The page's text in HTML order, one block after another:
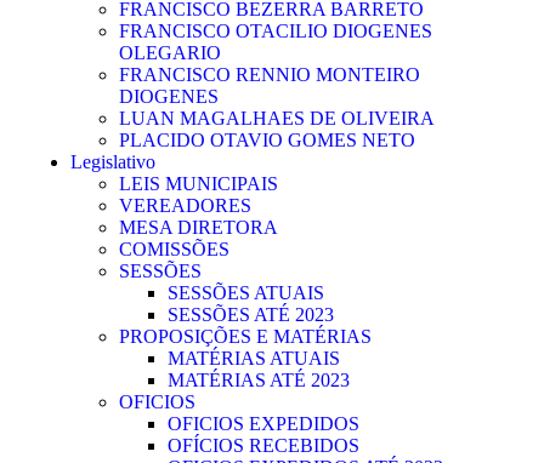
FRANCISCO BEZERRA BARRETO
FRANCISCO OTACILIO DIOGENES
OLEGARIO
FRANCISCO RENNIO MONTEIRO
DIOGENES
LUAN MAGALHAES DE OLIVEIRA
PLACIDO OTAVIO GOMES NETO
Legislativo
LEIS MUNICIPAIS
VEREADORES
MESA DIRETORA
COMISSÕES
SESSÕES
SESSÕES ATUAIS
SESSÕES ATÉ 2023
PROPOSIÇÕES E MATÉRIAS
MATÉRIAS ATUAIS
MATÉRIAS ATÉ 2023
OFICIOS
OFICIOS EXPEDIDOS
OFÍCIOS RECEBIDOS